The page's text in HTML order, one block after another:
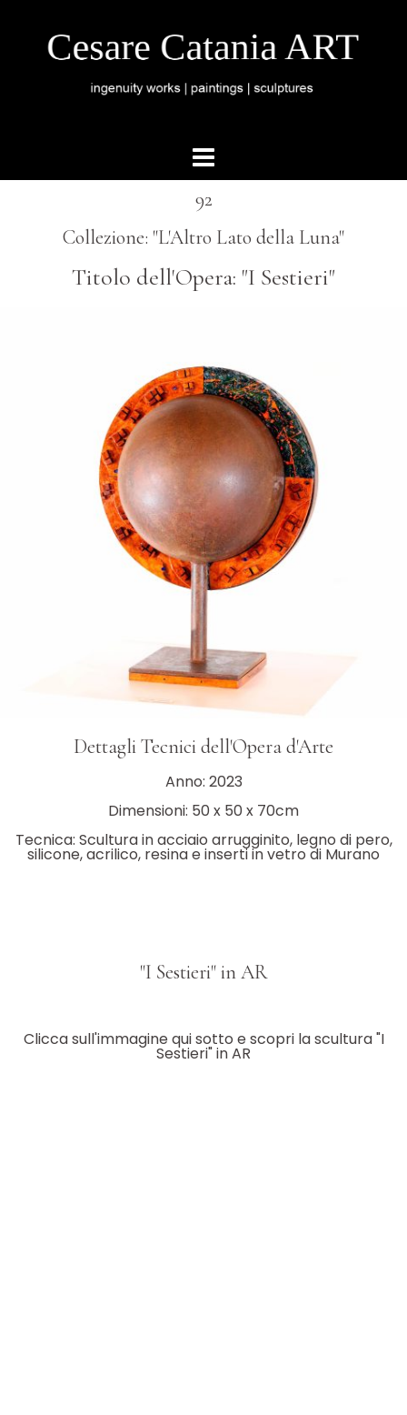
92
Collezione: "L'Altro Lato della Luna"
Titolo dell'Opera: "I Sestieri"
Dettagli Tecnici dell'Opera d'Arte
Anno: 2023
Dimensioni: 50 x 50 x 70cm
Tecnica: Scultura in acciaio arrugginito, legno di pero,
silicone, acrilico, resina e inserti in vetro di Murano
"I Sestieri" in AR
Clicca sull'immagine qui sotto e scopri la scultura "I
Sestieri" in AR